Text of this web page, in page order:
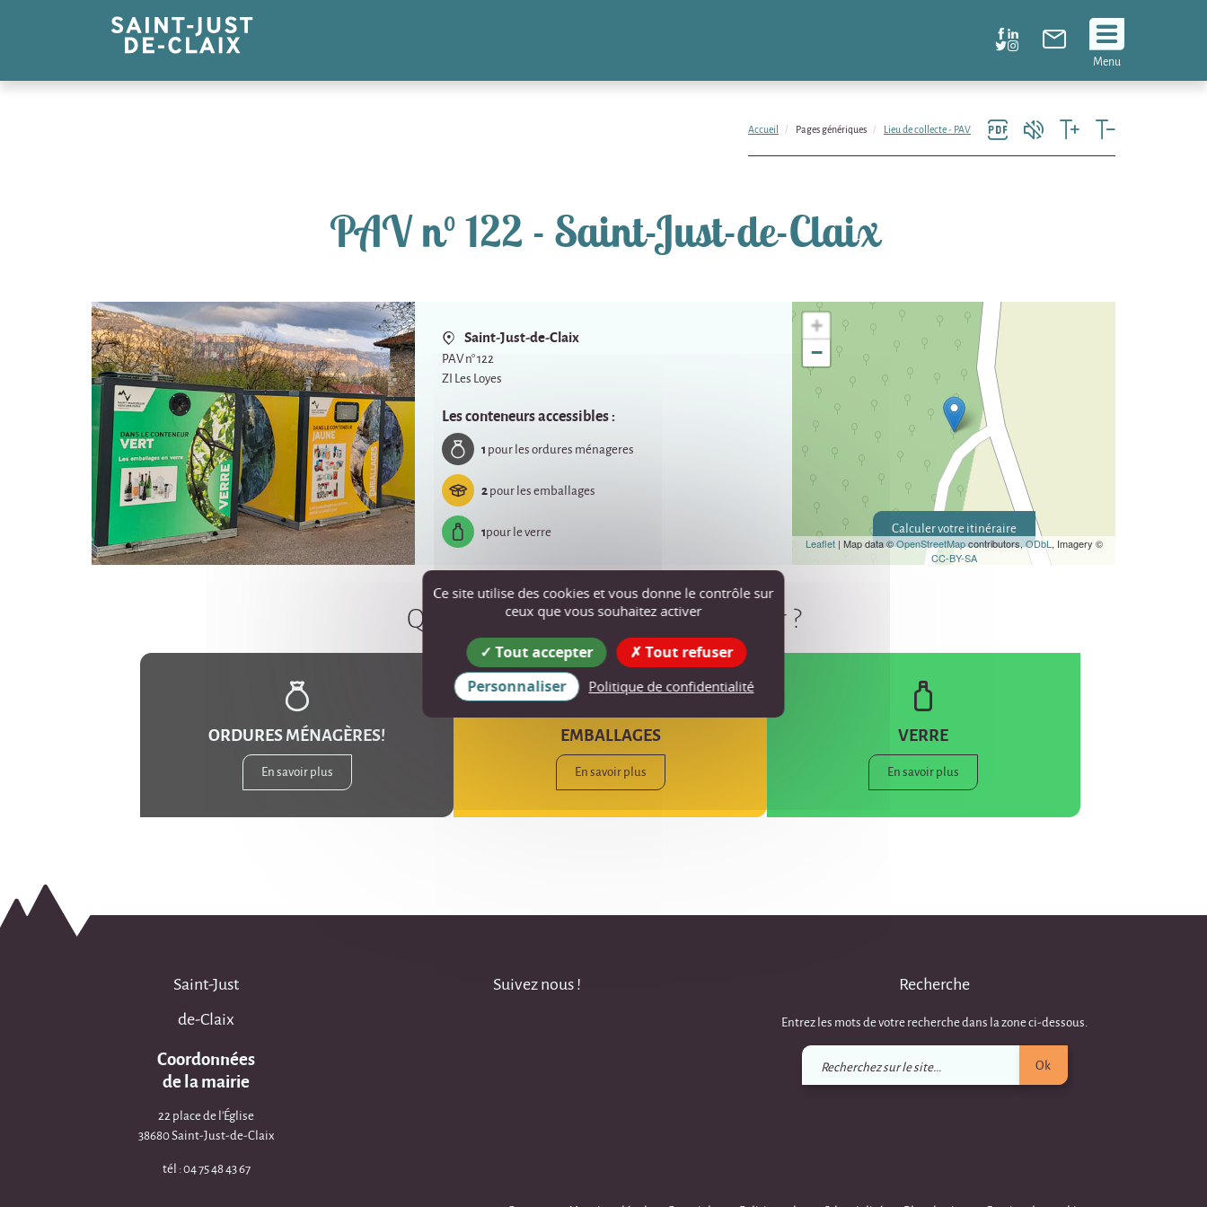
Suivez
!
Menu
Accueil Pages génériques Lieu de collecte - PAV
PAV n° 122 - Saint-Just-de-Claix
Saint-Just-de-Claix
PAV n° 122
ZI Les Loyes
Les conteneurs accessibles :
1 pour les ordures ménageres
2pour les emballages
1pour le verre
+
−
Leaflet| Map data ©OpenStreetMapcontributors, ODbL , Imagery ©
CC-BY-SA
Calculer votre itinéraire
Quels déchets dans quel conteneur ?
ORDURES MÉNAGÈRES!
En savoir plus
EMBALLAGES
En savoir plus
VERRE
En savoir plus
Saint-Just
de-Claix
Coordonnées
de la mairie
22 place de l'Église
38680 Saint-Just-de-Claix
tél : 04 75 48 43 67
Suivez nous ! Recherche
Entrez les mots de votre recherche dans la zone ci-dessous.
Recherchez
Ok
Ce site utilise des cookies et vous donne le contrôle sur
ceux que vous souhaitez activer
Tout accepter
Tout refuser
Personnaliser
Politique de confidentialité